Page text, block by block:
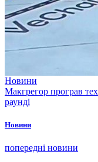
Новини
Макгрегор програв
раунді
Новини
попередні новини